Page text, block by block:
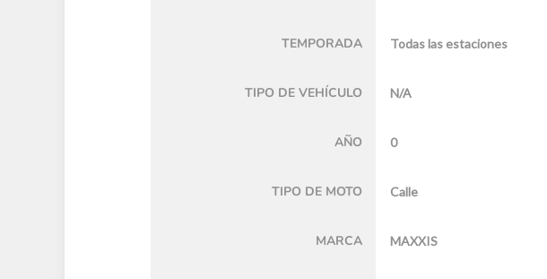
TEMPORADA Todas las estaciones
TIPO DE VEHÍCULO N/A
AÑO 0
TIPO DE MOTO Calle
MARCA MAXXIS